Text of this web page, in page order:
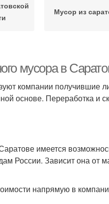
Мусор из
мусора в
компании получившие
основе. Переработка и
имеется
России. Зависит она от
напрямую в